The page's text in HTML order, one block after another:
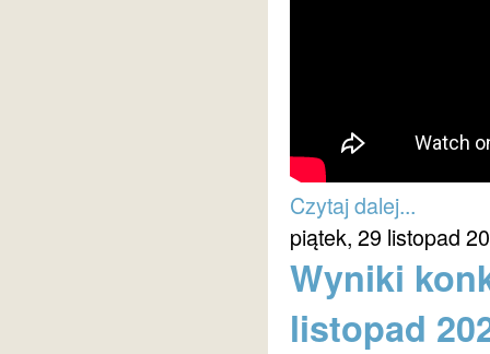
Czytaj dalej...
piątek, 29 listopad
Wyniki
listopad